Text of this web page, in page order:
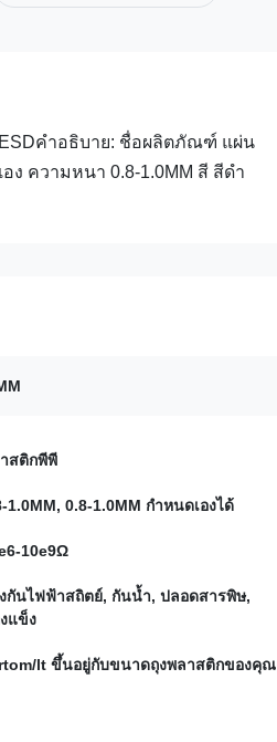
คำอธิบาย: ชื่อผลิตภัณฑ์ แผ่น
ความหนา 0.8-1.0MM สี สีดำ
สติกพีพี
1.0MM, 0.8-1.0MM กำหนดเองได้
10e9Ω
กันไฟฟ้าสถิตย์, กันน้ำ, ปลอดสารพิษ,
แข็ง
lt ขึ้นอยู่กับขนาดถุงพลาสติกของคุณ